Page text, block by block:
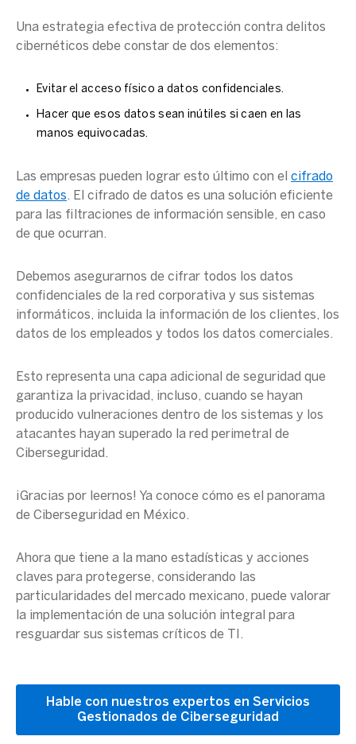
Una estrategia efectiva de protección contra delitos
cibernéticos debe constar de dos elementos:
Evitar el acceso físico a datos confidenciales.
Hacer que esos datos sean inútiles si caen en las
manos equivocadas.
Las empresas pueden lograr esto último con el cifrado
de datos. El cifrado de datos es una solución eficiente
para las filtraciones de información sensible, en caso
de que ocurran.
Debemos asegurarnos de cifrar todos los datos
confidenciales de la red corporativa y sus sistemas
informáticos, incluida la información de los clientes, los
datos de los empleados y todos los datos comerciales.
Esto representa una capa adicional de seguridad que
garantiza la privacidad, incluso, cuando se hayan
producido vulneraciones dentro de los sistemas y los
atacantes hayan superado la red perimetral de
Ciberseguridad.
¡Gracias por leernos! Ya conoce cómo es el panorama
de Ciberseguridad en México.
Ahora que tiene a la mano estadísticas y acciones
claves para protegerse, considerando las
particularidades del mercado mexicano, puede valorar
la implementación de una solución integral para
resguardar sus sistemas críticos de TI.
Hable con nuestros expertos en Servicios
Gestionados de Ciberseguridad